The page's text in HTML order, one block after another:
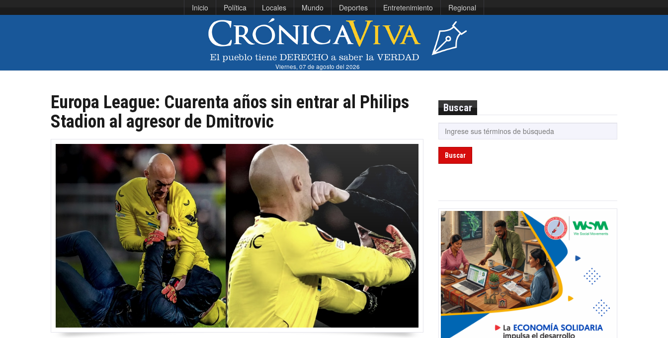
Inicio Política Locales Mundo Deportes Entretenimiento Regional
Viernes, 07 de agosto del 2026
Europa League: Cuarenta años sin entrar al Philips
Stadion al agresor de Dmitrovic
Buscar
Buscar